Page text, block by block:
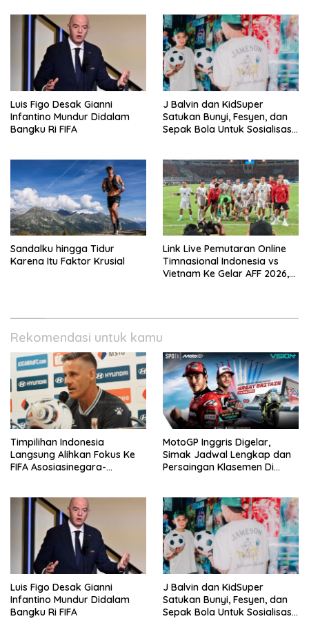
Luis Figo Desak Gianni
Infantino Mundur Didalam
Bangku Ri FIFA
J Balvin dan KidSuper
Satukan Bunyi, Fesyen, dan
Sepak Bola Untuk Sosialisasi
Sandalku hingga Tidur
Karena Itu Faktor Krusial
Link Live Pemutaran Online
Timnasional Indonesia vs
Vietnam Ke Gelar AFF 2026,
Rekomendasi untuk kamu
Timpilihan Indonesia
Langsung Alihkan Fokus Ke
FIFA Asosiasinegara-
MotoGP Inggris Digelar,
Simak Jadwal Lengkap dan
Persaingan Klasemen Di
Luis Figo Desak Gianni
Infantino Mundur Didalam
Bangku Ri FIFA
J Balvin dan KidSuper
Satukan Bunyi, Fesyen, dan
Sepak Bola Untuk Sosialisasi